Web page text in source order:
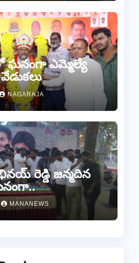
ఎమ్మెల్యే
NAGARAJA
రెడ్డి జన్మదిన
MANANEWS